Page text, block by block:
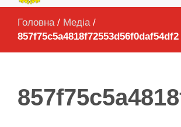
Головна / Медіа /
857f75c5a4818f72553d56f0daf54df2